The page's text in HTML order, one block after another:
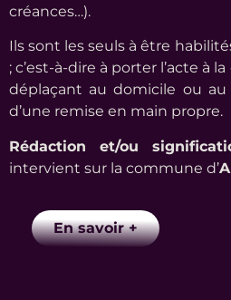
créances…).
Ils sont les seuls à être
; c’est-à-dire à porter l’acte à
déplaçant au domicile ou
d’une remise en main propre.
Rédaction et/ou
intervient sur la commune d’
En savoir +